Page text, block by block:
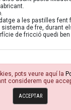
a les pastilles fent
de fre, durant
de fricció quedi
Avisos Legals
pots veure aquí la
considerem que
ACCEPTAR